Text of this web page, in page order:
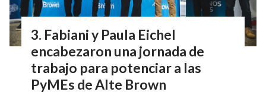
Fabiani y Paula Eichel
encabezaron una jornada de
trabajo para potenciar a las
PyMEs de Alte Brown